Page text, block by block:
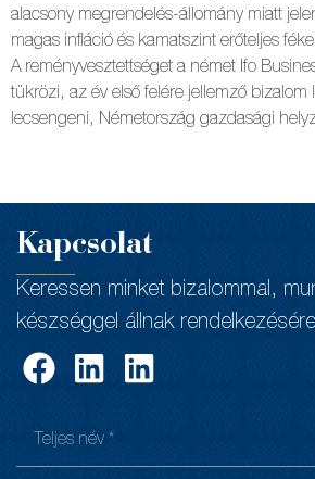
alacsony megrendelés-állomány miatt
magas infláció és kamatszint erőteljes
A reményvesztettséget a német Ifo
tükrözi, az év első felére jellemző bizalom
lecsengeni, Németország gazdasági
Kapcsolat
Keressen minket bizalommal,
készséggel állnak